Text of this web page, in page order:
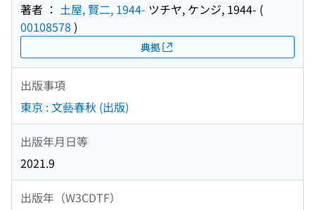
著者 ： 土屋, 賢二, 1944- ツチヤ, ケンジ, 1944- (
00108578 )
典拠
出版事項
東京 : 文藝春秋 (出版)
出版年月日等
2021.9
出版年（W3CDTF）